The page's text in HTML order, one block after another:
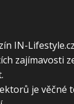
IN-
zajímavosti
je věčné